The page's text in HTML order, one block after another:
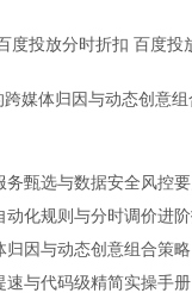
度投放分时折扣 百度投
媒体归因与动态创意组
务甄选与数据安全风控
动化规则与分时调价进
归因与动态创意组合策略
速与代码级精简实操手册